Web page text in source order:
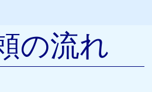
の流れ